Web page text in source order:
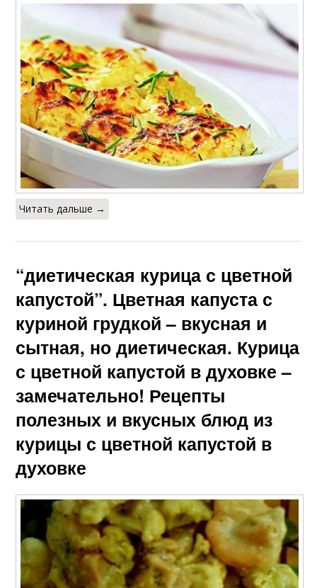
Читать дальше →
“диетическая курица с цветной
капустой”. Цветная капуста с
куриной грудкой – вкусная и
сытная, но диетическая. Курица
с цветной капустой в духовке –
замечательно! Рецепты
полезных и вкусных блюд из
курицы с цветной капустой в
духовке